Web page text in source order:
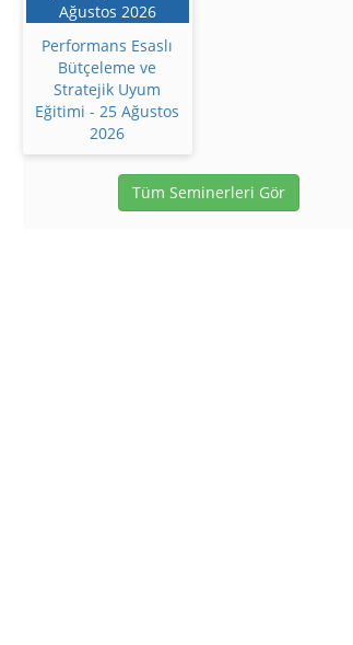
Performans Esaslı
Bütçeleme ve
Stratejik Uyum
Eğitimi - 25 Ağustos
2026
Tüm Seminerleri Gör